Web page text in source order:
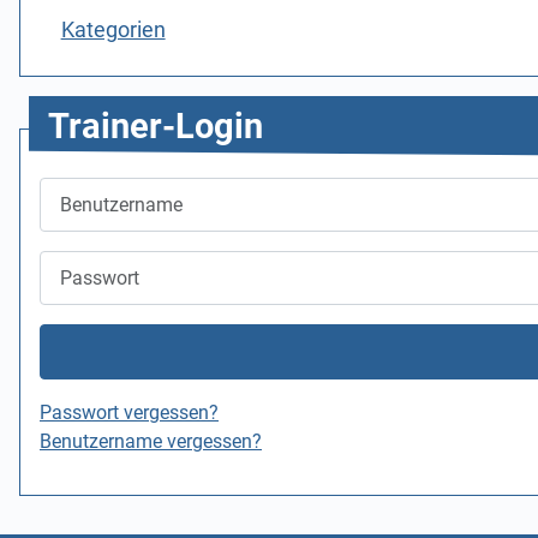
Kategorien
Trainer-Login
Passwort vergessen?
Benutzername vergessen?